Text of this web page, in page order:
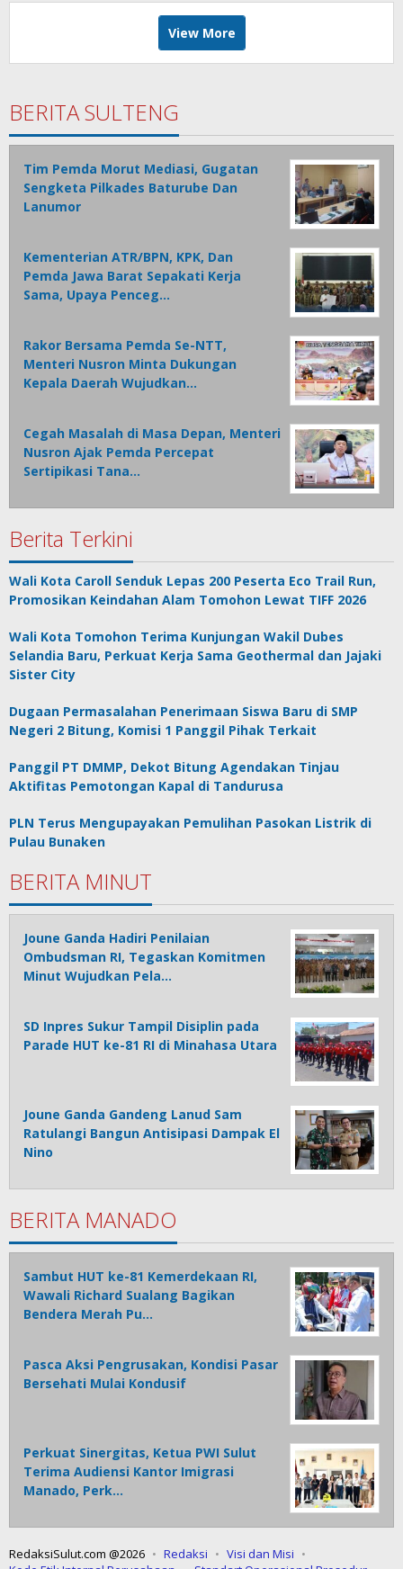
View More
BERITA SULTENG
Tim Pemda Morut Mediasi, Gugatan
Sengketa Pilkades Baturube Dan
Lanumor
Kementerian ATR/BPN, KPK, Dan
Pemda Jawa Barat Sepakati Kerja
Sama, Upaya Penceg…
Rakor Bersama Pemda Se-NTT,
Menteri Nusron Minta Dukungan
Kepala Daerah Wujudkan…
Cegah Masalah di Masa Depan, Menteri
Nusron Ajak Pemda Percepat
Sertipikasi Tana…
Berita Terkini
Wali Kota Caroll Senduk Lepas 200 Peserta Eco Trail Run,
Promosikan Keindahan Alam Tomohon Lewat TIFF 2026
Wali Kota Tomohon Terima Kunjungan Wakil Dubes
Selandia Baru, Perkuat Kerja Sama Geothermal dan Jajaki
Sister City
Dugaan Permasalahan Penerimaan Siswa Baru di SMP
Negeri 2 Bitung, Komisi 1 Panggil Pihak Terkait
Panggil PT DMMP, Dekot Bitung Agendakan Tinjau
Aktifitas Pemotongan Kapal di Tandurusa
PLN Terus Mengupayakan Pemulihan Pasokan Listrik di
Pulau Bunaken
BERITA MINUT
Joune Ganda Hadiri Penilaian
Ombudsman RI, Tegaskan Komitmen
Minut Wujudkan Pela…
SD Inpres Sukur Tampil Disiplin pada
Parade HUT ke-81 RI di Minahasa Utara
Joune Ganda Gandeng Lanud Sam
Ratulangi Bangun Antisipasi Dampak El
Nino
BERITA MANADO
Sambut HUT ke-81 Kemerdekaan RI,
Wawali Richard Sualang Bagikan
Bendera Merah Pu…
Pasca Aksi Pengrusakan, Kondisi Pasar
Bersehati Mulai Kondusif
Perkuat Sinergitas, Ketua PWI Sulut
Terima Audiensi Kantor Imigrasi
Manado, Perk…
RedaksiSulut.com @2026 Redaksi
Visi dan Misi